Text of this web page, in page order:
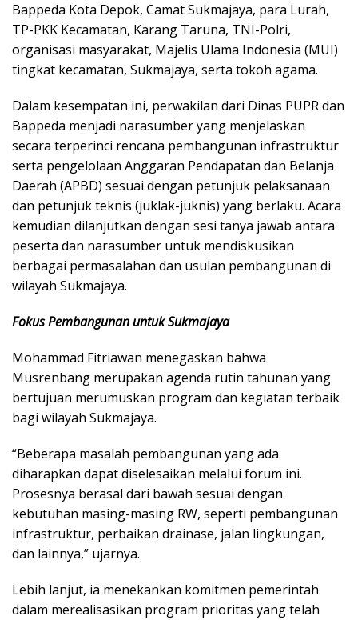
Bappeda Kota Depok, Camat Sukmajaya, para Lurah,
TP-PKK Kecamatan, Karang Taruna, TNI-Polri,
organisasi masyarakat, Majelis Ulama Indonesia (MUI)
tingkat kecamatan, Sukmajaya, serta tokoh agama.
Dalam kesempatan ini, perwakilan dari Dinas PUPR dan
Bappeda menjadi narasumber yang menjelaskan
secara terperinci rencana pembangunan infrastruktur
serta pengelolaan Anggaran Pendapatan dan Belanja
Daerah (APBD) sesuai dengan petunjuk pelaksanaan
dan petunjuk teknis (juklak-juknis) yang berlaku. Acara
kemudian dilanjutkan dengan sesi tanya jawab antara
peserta dan narasumber untuk mendiskusikan
berbagai permasalahan dan usulan pembangunan di
wilayah Sukmajaya.
Fokus Pembangunan untuk Sukmajaya
Mohammad Fitriawan menegaskan bahwa
Musrenbang merupakan agenda rutin tahunan yang
bertujuan merumuskan program dan kegiatan terbaik
bagi wilayah Sukmajaya.
“Beberapa masalah pembangunan yang ada
diharapkan dapat diselesaikan melalui forum ini.
Prosesnya berasal dari bawah sesuai dengan
kebutuhan masing-masing RW, seperti pembangunan
infrastruktur, perbaikan drainase, jalan lingkungan,
dan lainnya,” ujarnya.
Lebih lanjut, ia menekankan komitmen pemerintah
dalam merealisasikan program prioritas yang telah